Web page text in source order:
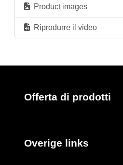
Product images
Riprodurre il video
Offerta di prodotti
Overige links